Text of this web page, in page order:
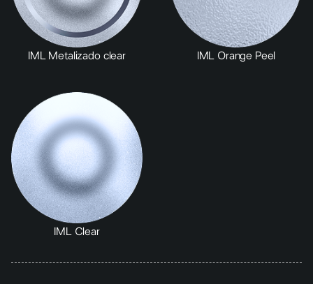
IML Metalizado clear IML Orange Peel
IML Clear